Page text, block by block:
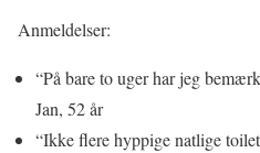
Anmeldelser:
“På bare to uger har jeg
Jan, 52 år
“Ikke flere hyppige natlige